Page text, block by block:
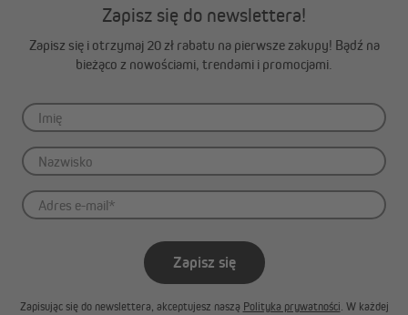
Zapisz się do newslettera!
Zapisz się i otrzymaj 20 zł rabatu na pierwsze zakupy! Bądź na
bieżąco z nowościami, trendami i promocjami.
Zapisz się
Zapisując się do newslettera, akceptujesz naszą Polityka prywatności. W każdej